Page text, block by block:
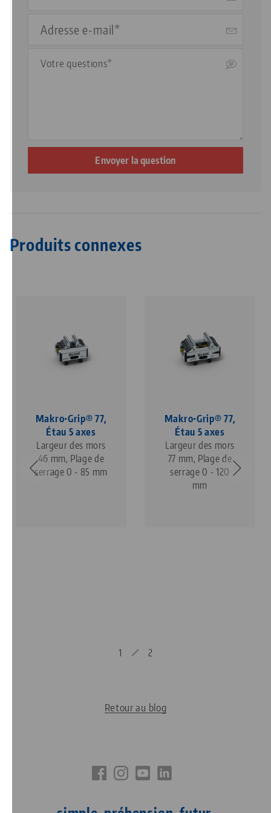
Adresse
Produits connexes
Makro•Grip® 77,
Étau 5 axes
Largeur des mors
46 mm, Plage de
serrage 0 - 85 mm
Makro•Grip® 77,
Étau 5 axes
Largeur des mors
77 mm, Plage de
serrage 0 - 120
mm
1 2
Retour au blog